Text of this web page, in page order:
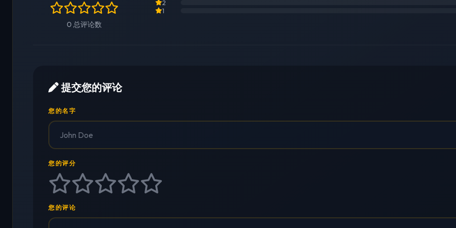
0 总评论数
2
1
提交您的评论
您的名字
您的评分
您的评论